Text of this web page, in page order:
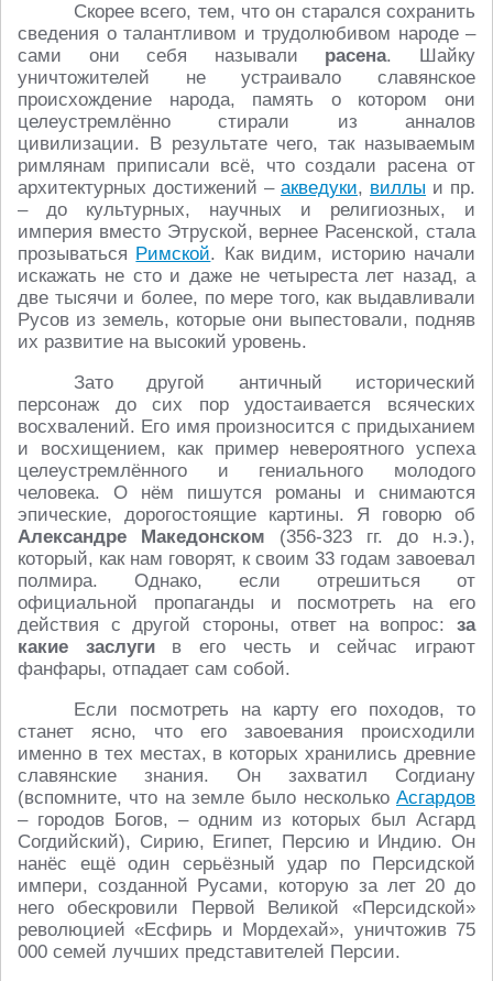
Скорее всего, тем, что он старался сохранить
сведения о талантливом и трудолюбивом народе –
сами они себя называли расена. Шайку
уничтожителей не устраивало славянское
происхождение народа, память о котором они
целеустремлённо стирали из анналов
цивилизации. В результате чего, так называемым
римлянам приписали всё, что создали расена от
архитектурных достижений – акведуки, виллы и пр.
– до культурных, научных и религиозных, и
империя вместо Этруской, вернее Расенской, стала
прозываться Римской. Как видим, историю начали
искажать не сто и даже не четыреста лет назад, а
две тысячи и более, по мере того, как выдавливали
Русов из земель, которые они выпестовали, подняв
их развитие на высокий уровень.
Зато другой античный исторический
персонаж до сих пор удостаивается всяческих
восхвалений. Его имя произносится с придыханием
и восхищением, как пример невероятного успеха
целеустремлённого и гениального молодого
человека. О нём пишутся романы и снимаются
эпические, дорогостоящие картины. Я говорю об
Александре Македонском (356-323 гг. до н.э.),
который, как нам говорят, к своим 33 годам завоевал
полмира. Однако, если отрешиться от
официальной пропаганды и посмотреть на его
действия с другой стороны, ответ на вопрос: за
какие заслугив его честь и сейчас играют
фанфары, отпадает сам собой.
Если посмотреть на карту его походов, то
станет ясно, что его завоевания происходили
именно в тех местах, в которых хранились древние
славянские знания. Он захватил Согдиану
(вспомните, что на земле было несколько Асгардов
– городов Богов, – одним из которых был Асгард
Согдийский), Сирию, Египет, Персию и Индию. Он
нанёс ещё один серьёзный удар по Персидской
импери, созданной Русами, которую за лет 20 до
него обескровили Первой Великой «Персидской»
революцией «Есфирь и Мордехай», уничтожив 75
000 семей лучших представителей Персии.